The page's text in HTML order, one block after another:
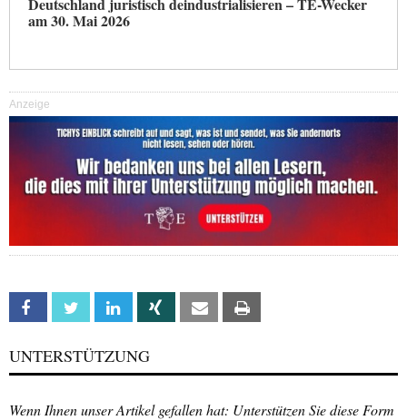
Deutschland juristisch deindustrialisieren – TE-Wecker
am 30. Mai 2026
Anzeige
Facebook Twitter Linkedin Xing Email
UNTERSTÜTZUNG
Wenn Ihnen unser Artikel gefallen hat: Unterstützen Sie diese Form